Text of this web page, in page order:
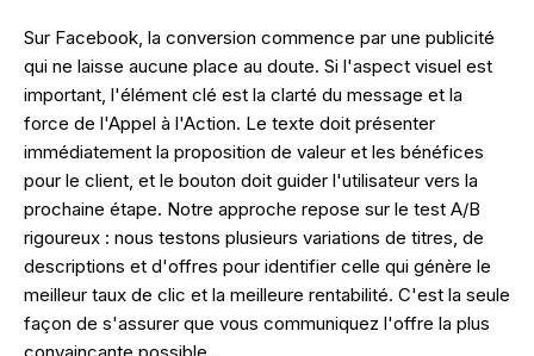
Sur Facebook, la conversion commence par une publicité
qui ne laisse aucune place au doute. Si l'aspect visuel est
important, l'élément clé est la clarté du message et la
force de l'Appel à l'Action. Le texte doit présenter
immédiatement la proposition de valeur et les bénéfices
pour le client, et le bouton doit guider l'utilisateur vers la
prochaine étape. Notre approche repose sur le test A/B
rigoureux : nous testons plusieurs variations de titres, de
descriptions et d'offres pour identifier celle qui génère le
meilleur taux de clic et la meilleure rentabilité. C'est la seule
façon de s'assurer que vous communiquez l'offre la plus